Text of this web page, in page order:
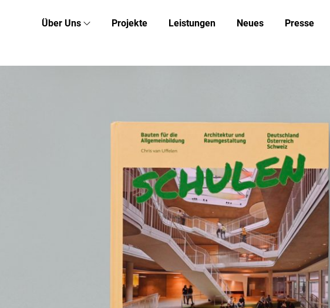
Über Uns Projekte Leistungen Neues Presse